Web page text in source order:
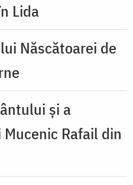
Lida
Născătoarei de
și a
Rafail din